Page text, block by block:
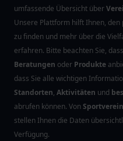
umfassende Übersicht über
Unsere Plattform hilft Ihnen, den
zu finden und mehr über die
erfahren. Bitte beachten Sie,
Beratungen oder Produkte
dass Sie alle wichtigen
Standorten, Aktivitäten und
abrufen können. Von
stellen Ihnen die Daten
Verfügung.